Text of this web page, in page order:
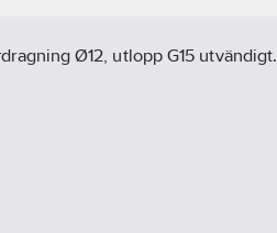
Ø12, utlopp G15 utvändigt.